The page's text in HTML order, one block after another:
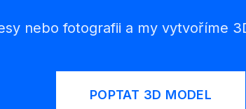
nebo fotografii a my vytvoříme
POPTAT 3D MODEL